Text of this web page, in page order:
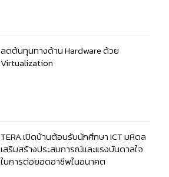
ลดต้นทุนทางด้าน Hardware ด้วย
Virtualization
TERA เปิดบ้านต้อนรับนักศึกษา ICT มหิดล
เสริมสร้างประสบการณ์และแรงบันดาลใจ
ในการต่อยอดอาชีพในอนาคต